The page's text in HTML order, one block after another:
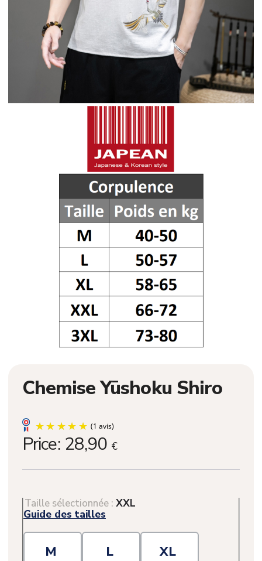
Chemise Yūshoku Shiro
Price: 28,90 €
Taille sélectionnée : XXL
Guide des tailles
M L XL